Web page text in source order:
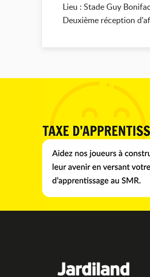
Lieu : Stade Guy
Deuxième réception